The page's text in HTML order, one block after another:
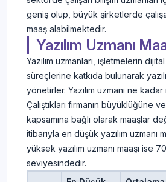
geniş olup, büyük şirketlerde
maaş alabilmektedir.
Yazılım Uzmanı
Yazılım uzmanları, işletmelerin
süreçlerine katkıda bulunarak
yönetirler. Yazılım uzmanı ne kadar
Çalıştıkları firmanın büyüklüğüne
kapsamına bağlı olarak maaşlar
itibarıyla en düşük yazılım uzmanı
yüksek yazılım uzmanı maaşı ise
seviyesindedir.